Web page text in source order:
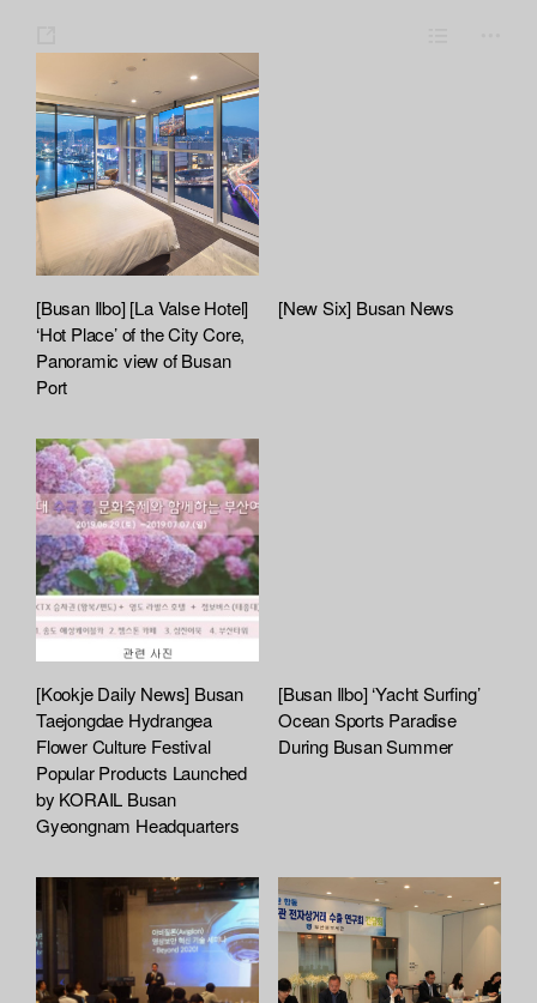
a
r
e
[Busan Ilbo] [La Valse Hotel]
‘Hot Place’ of the City Core,
Panoramic view of Busan
Port
[New Six] Busan News
[Kookje Daily News] Busan
Taejongdae Hydrangea
Flower Culture Festival
Popular Products Launched
by KORAIL Busan
Gyeongnam Headquarters
[Busan Ilbo] ‘Yacht Surfing’
Ocean Sports Paradise
During Busan Summer